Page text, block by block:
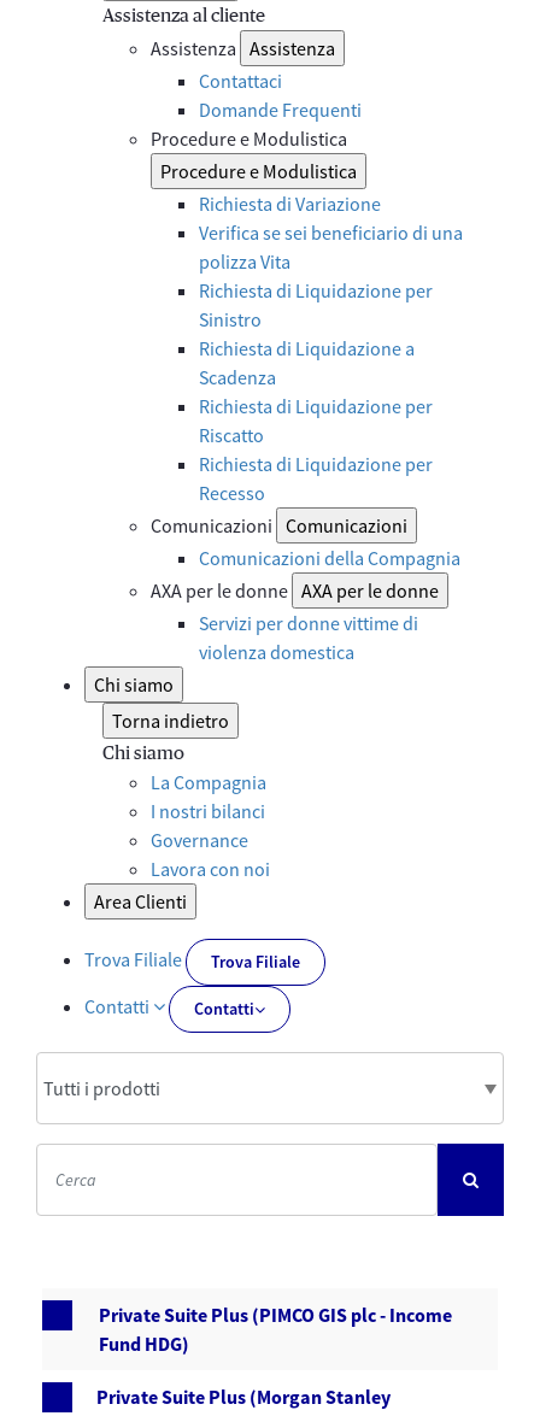
Assistenza al cliente
Assistenza Assistenza
Contattaci
Domande Frequenti
Procedure e Modulistica
Procedure e Modulistica
Richiesta di Variazione
Verifica se sei beneficiario di una
polizza Vita
Richiesta di Liquidazione per
Sinistro
Richiesta di Liquidazione a
Scadenza
Richiesta di Liquidazione per
Riscatto
Richiesta di Liquidazione per
Recesso
Comunicazioni Comunicazioni
Comunicazioni della Compagnia
AXA per le donne AXA per le donne
Servizi per donne vittime di
violenza domestica
Chi siamo
Torna indietro
Chi siamo
La Compagnia
I nostri bilanci
Governance
Lavora con noi
Area Clienti
Trova Filiale Trova Filiale
Contatti Contatti
Private Suite Plus (PIMCO GIS plc - Income
Fund HDG)
Private Suite Plus (Morgan Stanley